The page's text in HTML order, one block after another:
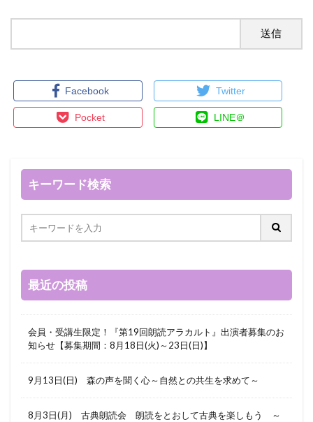
Facebook Twitter
Pocket LINE＠
キーワード検索
最近の投稿
会員・受講生限定！『第19回朗読アラカルト』出演者募集のお
知らせ【募集期間：8月18日(火)～23日(日)】
9月13日(日) 森の声を聞く心～自然との共生を求めて～
8月3日(月) 古典朗読会 朗読をとおして古典を楽しもう ～